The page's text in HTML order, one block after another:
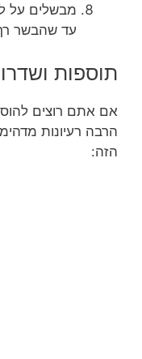
מבשלים על
עד שהבשר רך
תוספות
אם אתם רוצים
הרבה רעיונות
הזה: